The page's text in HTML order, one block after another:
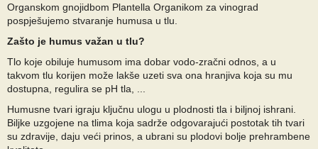
Organskom gnojidbom Plantella Organikom za vinograd
pospješujemo stvaranje humusa u tlu.
Zašto je humus važan u tlu?
Tlo koje obiluje humusom ima dobar vodo-zračni odnos, a u
takvom tlu korijen može lakše uzeti sva ona hranjiva koja su mu
dostupna, regulira se pH tla, ...
Humusne tvari igraju ključnu ulogu u plodnosti tla i biljnoj ishrani.
Biljke uzgojene na tlima koja sadrže odgovarajući postotak tih tvari
su zdravije, daju veći prinos, a ubrani su plodovi bolje prehrambene